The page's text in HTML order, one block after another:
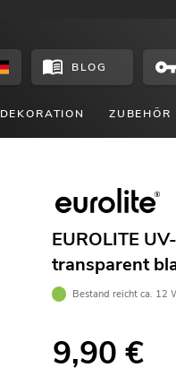
BLOG
DEKORATION ZUBEHÖR
EUROLITE
transparent
Bestand reicht ca. 12
9,90 €